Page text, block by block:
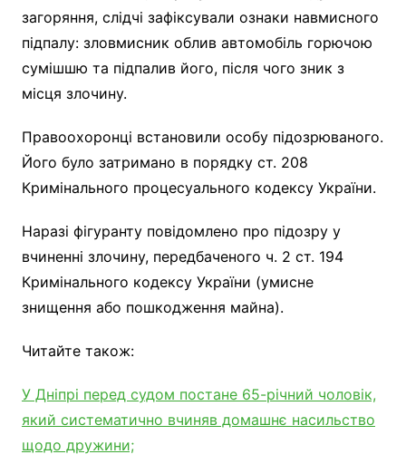
загоряння, слідчі зафіксували ознаки навмисного
підпалу: зловмисник облив автомобіль горючою
сумішшю та підпалив його, після чого зник з
місця злочину.
Правоохоронці встановили особу підозрюваного.
Його було затримано в порядку ст. 208
Кримінального процесуального кодексу України.
Наразі фігуранту повідомлено про підозру у
вчиненні злочину, передбаченого ч. 2 ст. 194
Кримінального кодексу України (умисне
знищення або пошкодження майна).
Читайте також:
У Дніпрі перед судом постане 65-річний чоловік,
який систематично вчиняв домашнє насильство
щодо дружини;